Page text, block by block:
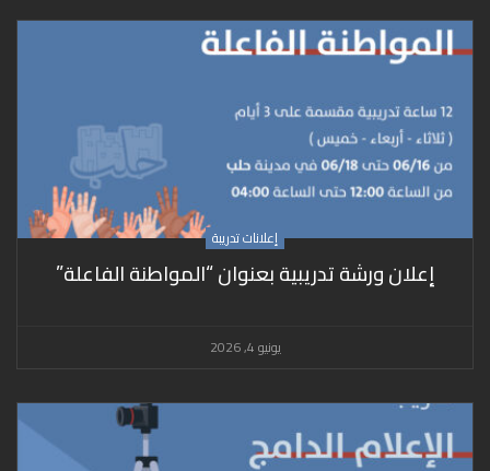
إعلانات تدريبة
إعلان ورشة تدريبية بعنوان “المواطنة الفاعلة”
يونيو 4, 2026